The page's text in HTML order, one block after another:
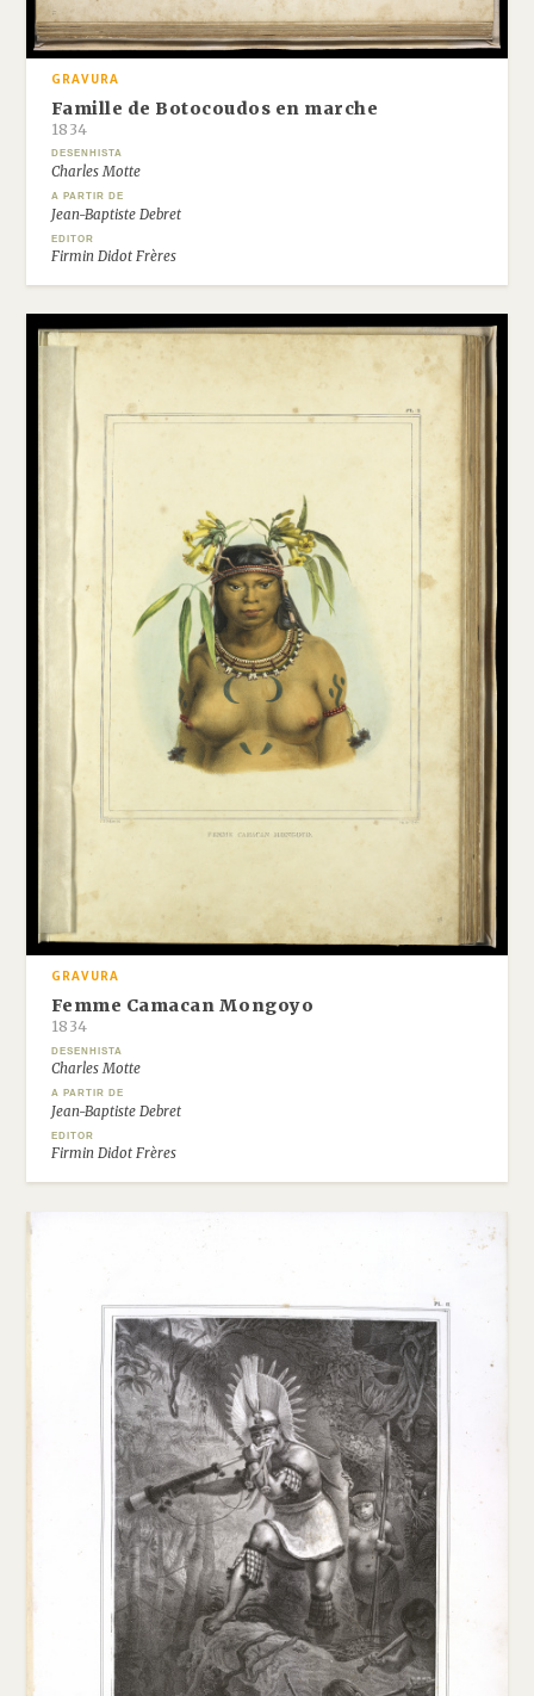
GRAVURA
Famille de Botocoudos en marche
1834
DESENHISTA
Charles Motte
A PARTIR DE
Jean-Baptiste Debret
EDITOR
Firmin Didot Frères
GRAVURA
Femme Camacan Mongoyo
1834
DESENHISTA
Charles Motte
A PARTIR DE
Jean-Baptiste Debret
EDITOR
Firmin Didot Frères